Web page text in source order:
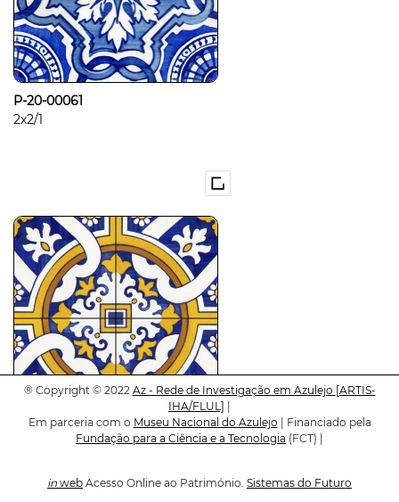
P-20-00061
2x2/1
P-20-00062
® Copyright © 2022 Az - Rede de Investigação em Azulejo [ARTIS-
IHA/FLUL]
Em parceria com o Museu Nacional do Azulejo | Financiado pela
Fundação para a Ciência e a Tecnologia (FCT) |
in web Acesso Online ao Património. Sistemas do Futuro